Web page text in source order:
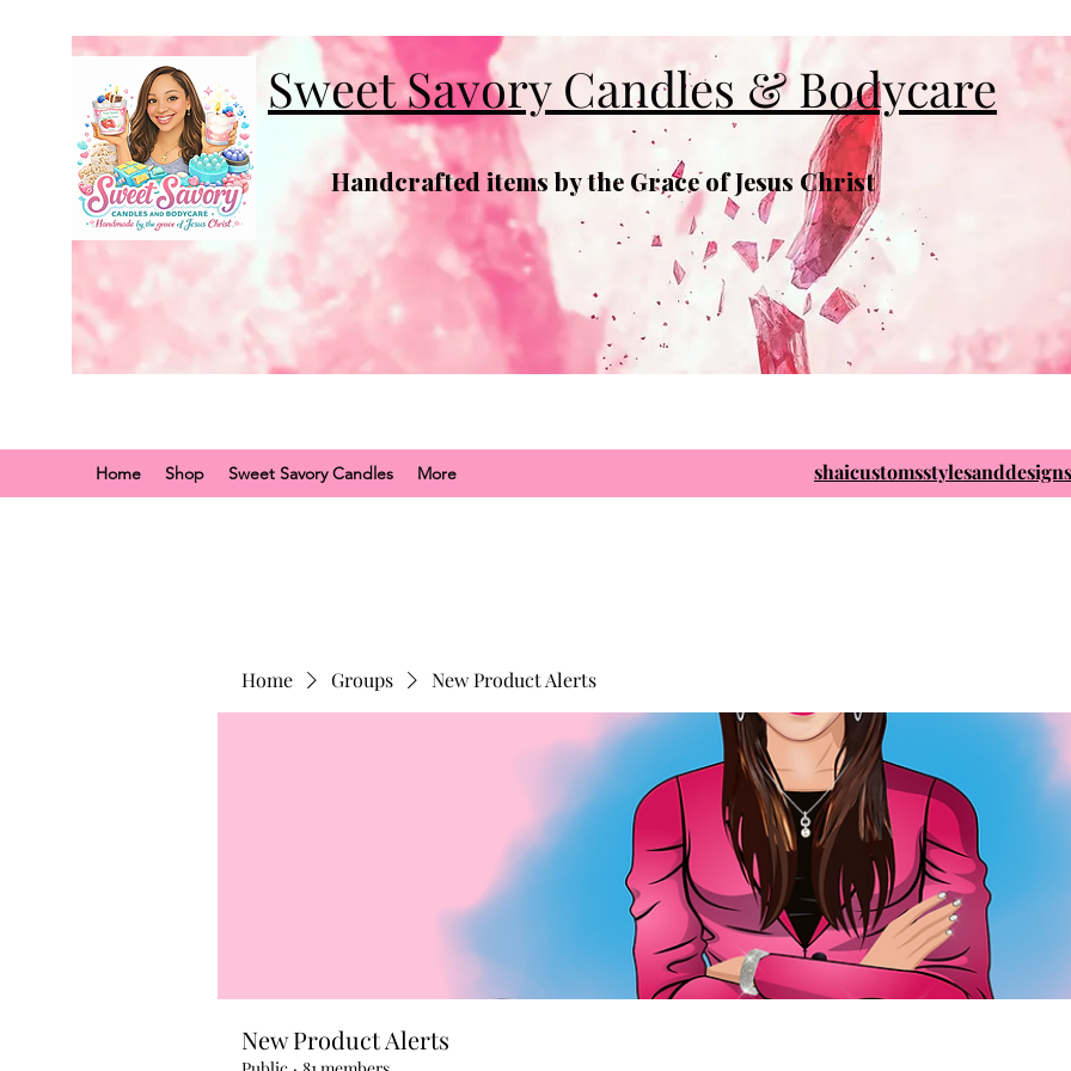
Sweet Savory Candles & Bodycare
Handcrafted items by the Grace of Jesus Christ
Home Shop Sweet Savory Candles More
Home Groups New Product Alerts
New Product Alerts